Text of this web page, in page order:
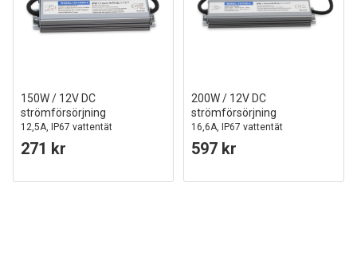
150W / 12V DC
strömförsörjning
12,5A, IP67 vattentät
271 kr
200W / 12V DC
strömförsörjning
16,6A, IP67 vattentät
597 kr